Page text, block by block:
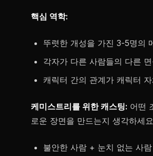
핵심 역학:
뚜렷한 개성을 가진 3-5명의
각자가 다른 사람들의 다른
캐릭터 간의 관계가 캐릭터
케미스트리를 위한 캐스팅: 어떤
로운 장면을 만드는지 생각하세
불안한 사람 + 눈치 없는 사람